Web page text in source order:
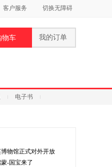
客户服务 切换无障碍
物车 我的订单
电子书
物馆正式对外开放
-国宝来了